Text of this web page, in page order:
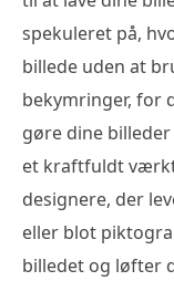
spekuleret på,
billede uden at
bekymringer, for
gøre dine
et kraftfuldt
designere, der
eller blot
billedet og løfter